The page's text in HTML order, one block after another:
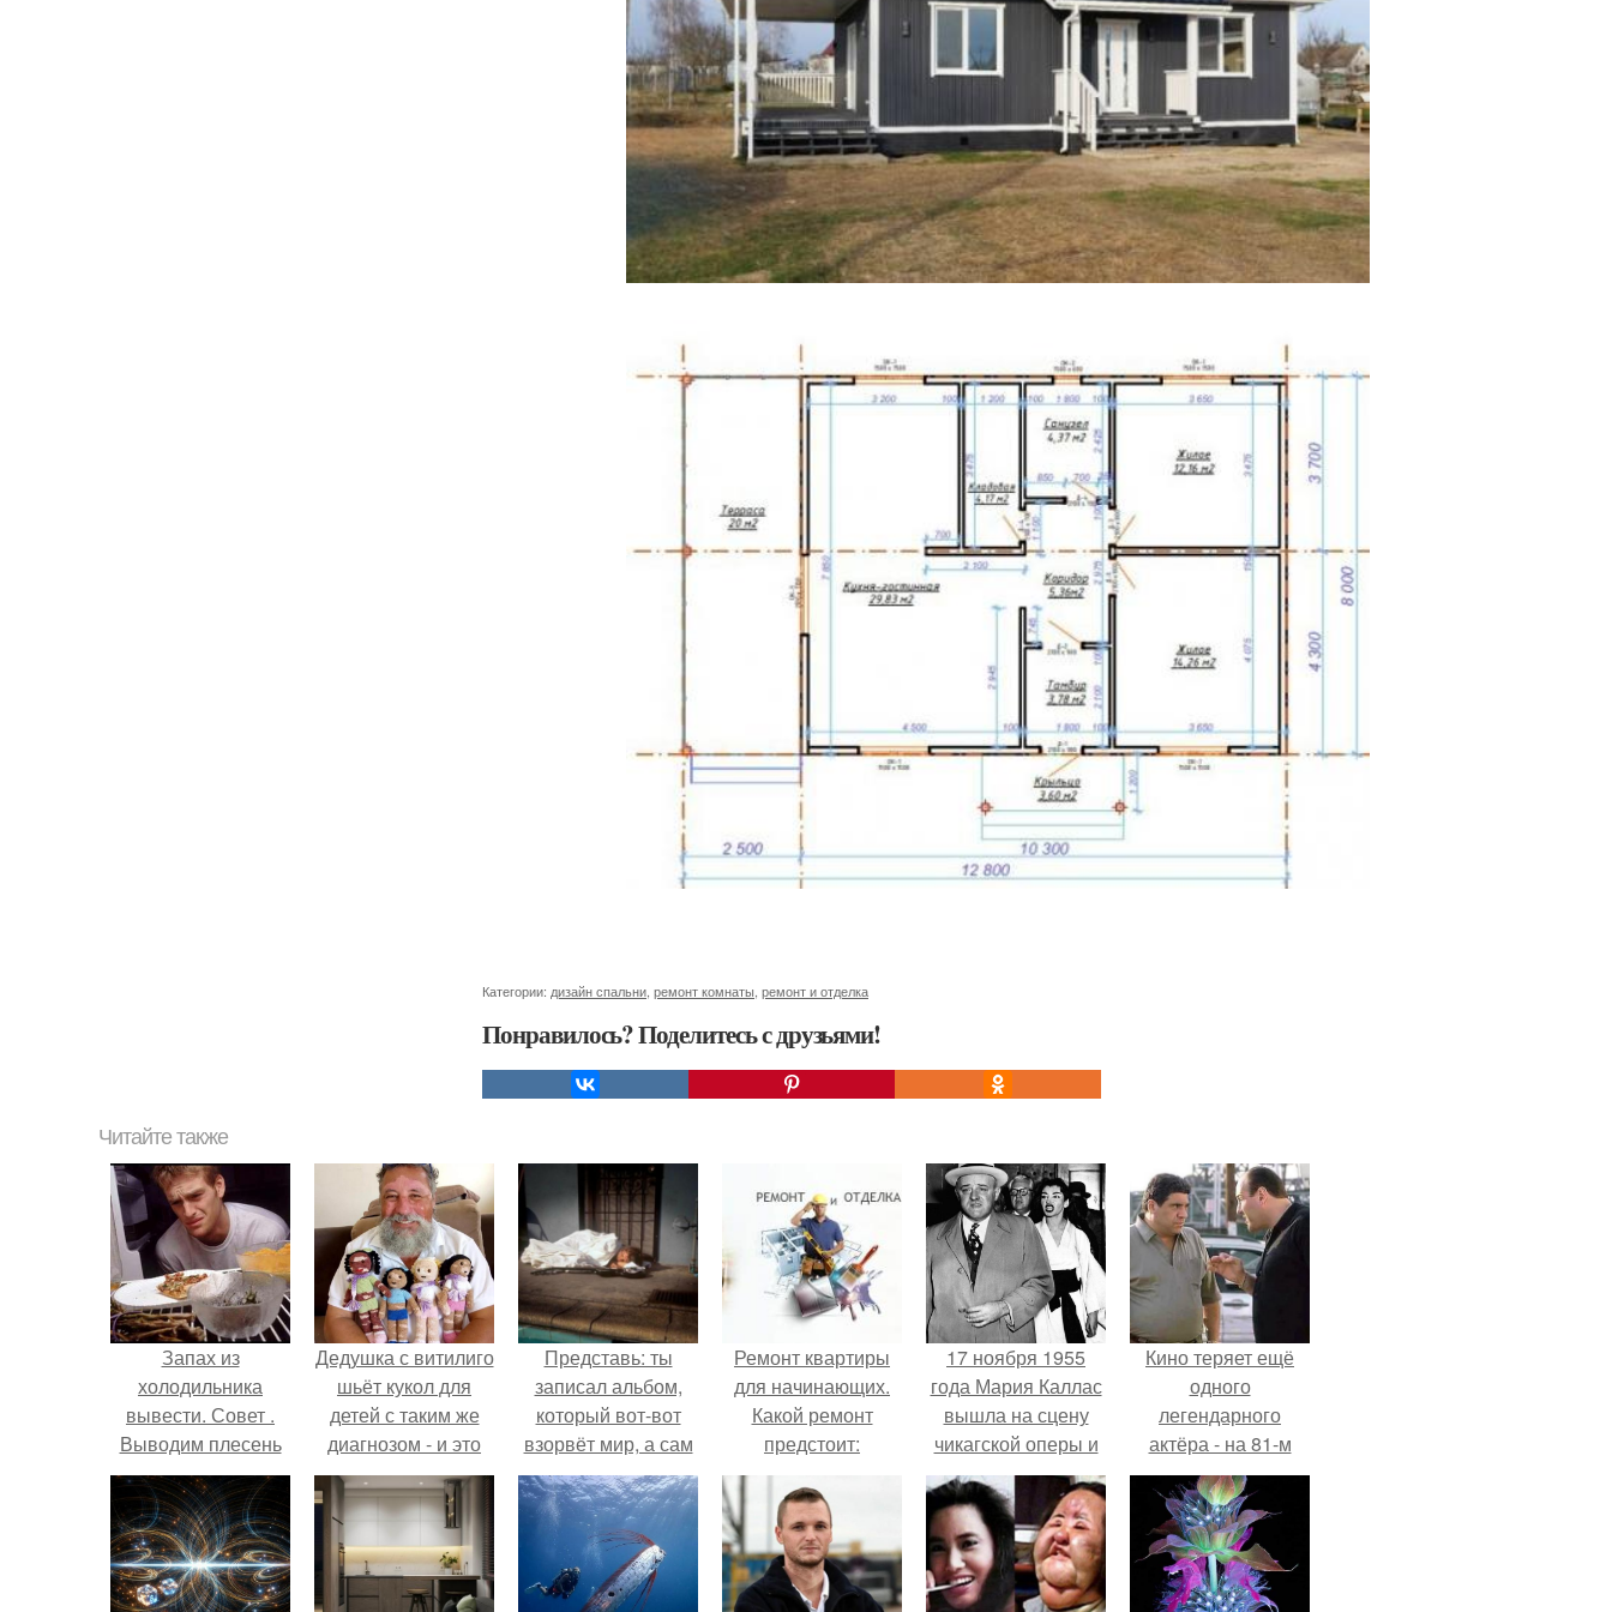
Категории: дизайн спальни ремонт комнаты ремонт и отделка
Понравилось? Поделитесь с друзьями!
Читайте также
Запах из
холодильника
вывести. Совет .
Выводим плесень
— найти и
обезвредить!
Дедушка с витилиго
шьёт кукол для
детей с таким же
диагнозом - и это
трогает до слёз.
Представь: ты
записал альбом,
который вот-вот
взорвёт мир, а сам
в этот момент
ночуешь в машине.
Ремонт квартиры
для начинающих.
Какой ремонт
предстоит:
косметический или
капитальный
17 ноября 1955
года Мария Каллас
вышла на сцену
чикагской оперы и
сорвала овации.
Кино теряет ещё
одного
легендарного
актёра - на 81-м
году жизни не стало
Винсента пасторе.